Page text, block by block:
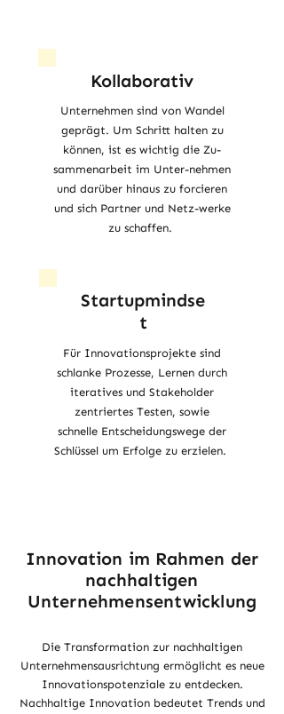
Kollaborativ
Unternehmen sind von Wandel
geprägt. Um Schritt halten zu
können, ist es wichtig die Zu-
sammenarbeit im Unter-nehmen
und darüber hinaus zu forcieren
und sich Partner und Netz-werke
zu schaffen.
Startupmindse
t
Für Innovationsprojekte sind
schlanke Prozesse, Lernen durch
iteratives und Stakeholder
zentriertes Testen, sowie
schnelle Entscheidungswege der
Schlüssel um Erfolge zu erzielen.
Innovation im Rahmen der
nachhaltigen
Unternehmensentwicklung
Die Transformation zur nachhaltigen
Unternehmensausrichtung ermöglicht es neue
Innovationspotenziale zu entdecken.
Nachhaltige Innovation bedeutet Trends und